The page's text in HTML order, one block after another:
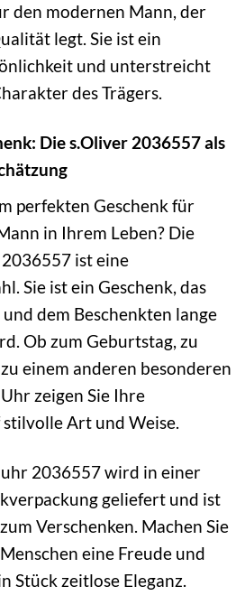
den modernen Mann, der
legt. Sie ist ein
und unterstreicht
des Trägers.
Die s.Oliver 2036557 als
perfekten Geschenk für
in Ihrem Leben? Die
ist eine
Sie ist ein Geschenk, das
dem Beschenkten lange
Ob zum Geburtstag, zu
einem anderen besonderen
zeigen Sie Ihre
Art und Weise.
2036557 wird in einer
geliefert und ist
Verschenken. Machen Sie
eine Freude und
Stück zeitlose Eleganz.